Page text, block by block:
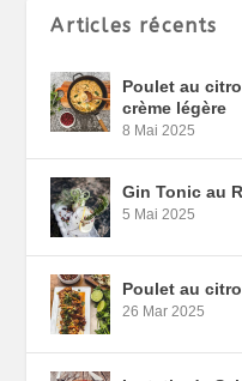
Articles récents
Poulet au
crème légère
8 Mai 2025
Gin Tonic au
5 Mai 2025
Poulet au
26 Mar 2025